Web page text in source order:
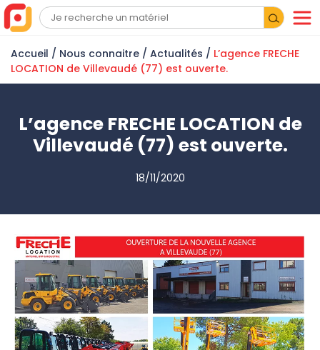
Accueil / Nous connaitre / Actualités / L’agence FRECHE
LOCATION de Villevaudé (77) est ouverte.
L’agence FRECHE LOCATION de
Villevaudé (77) est ouverte.
18/11/2020